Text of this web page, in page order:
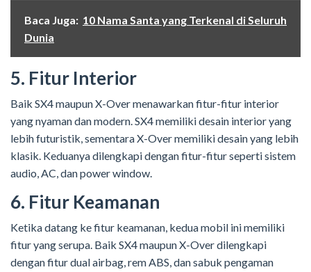
Baca Juga: 10 Nama Santa yang Terkenal di Seluruh
Dunia
5. Fitur Interior
Baik SX4 maupun X-Over menawarkan fitur-fitur interior
yang nyaman dan modern. SX4 memiliki desain interior yang
lebih futuristik, sementara X-Over memiliki desain yang lebih
klasik. Keduanya dilengkapi dengan fitur-fitur seperti sistem
audio, AC, dan power window.
6. Fitur Keamanan
Ketika datang ke fitur keamanan, kedua mobil ini memiliki
fitur yang serupa. Baik SX4 maupun X-Over dilengkapi
dengan fitur dual airbag, rem ABS, dan sabuk pengaman